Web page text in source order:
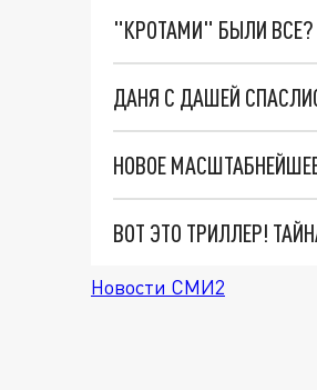
"КРОТАМИ" БЫЛИ ВСЕ?
ДАНЯ С ДАШЕЙ
ВОТ ЭТО ТРИЛЛЕР!
Новости СМИ2